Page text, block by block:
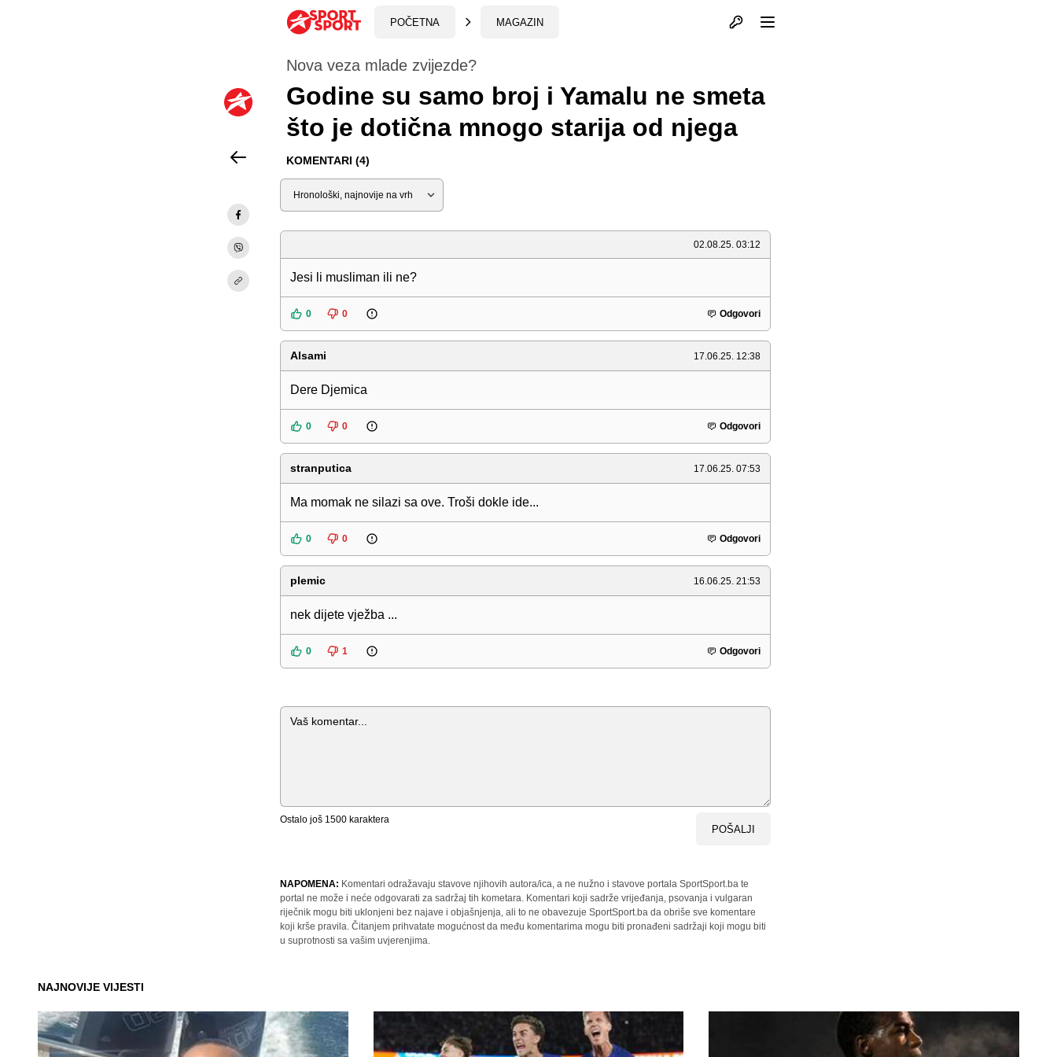
POČETNA MAGAZIN Otvori profil
Nova veza mlade zvijezde?
Godine su samo broj i Yamalu ne smeta
što je dotična mnogo starija od njega
KOMENTARI (4)
Sortiraj
02.08.25. 03:12
Jesi li musliman ili ne?
0 0 Odgovori
Alsami 17.06.25. 12:38
Dere Djemica
0 0 Odgovori
stranputica 17.06.25. 07:53
Ma momak ne silazi sa ove. Troši dokle ide...
0 0 Odgovori
plemic 16.06.25. 21:53
nek dijete vježba ...
0 1 Odgovori
Komentar
Ostalo još 1500 karaktera
POŠALJI
NAPOMENA: Komentari odražavaju stavove njihovih autora/ica, a ne nužno i stavove portala SportSport.ba te
portal ne može i neće odgovarati za sadržaj tih kometara. Komentari koji sadrže vrijeđanja, psovanja i vulgaran
riječnik mogu biti uklonjeni bez najave i objašnjenja, ali to ne obavezuje SportSport.ba da obriše sve komentare
koji krše pravila. Čitanjem prihvatate mogućnost da među komentarima mogu biti pronađeni sadržaji koji mogu biti
u suprotnosti sa vašim uvjerenjima.
NAJNOVIJE VIJESTI